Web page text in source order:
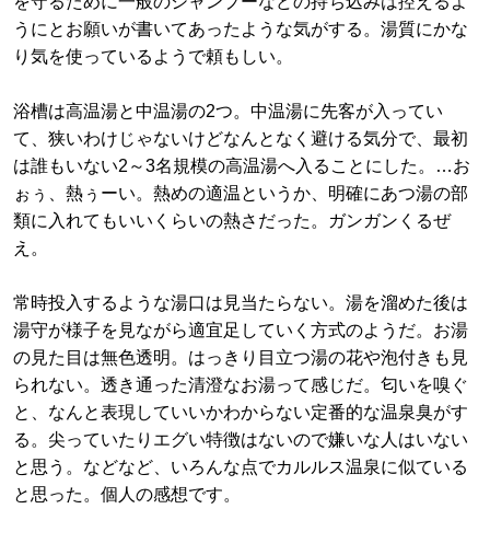
うにとお願いが書いてあったような気がする。湯質にかな
り気を使っているようで頼もしい。
浴槽は高温湯と中温湯の2つ。中温湯に先客が入ってい
て、狭いわけじゃないけどなんとなく避ける気分で、最初
は誰もいない2～3名規模の高温湯へ入ることにした。…お
ぉぅ、熱ぅーい。熱めの適温というか、明確にあつ湯の部
類に入れてもいいくらいの熱さだった。ガンガンくるぜ
え。
常時投入するような湯口は見当たらない。湯を溜めた後は
湯守が様子を見ながら適宜足していく方式のようだ。お湯
の見た目は無色透明。はっきり目立つ湯の花や泡付きも見
られない。透き通った清澄なお湯って感じだ。匂いを嗅ぐ
と、なんと表現していいかわからない定番的な温泉臭がす
る。尖っていたりエグい特徴はないので嫌いな人はいない
と思う。などなど、いろんな点でカルルス温泉に似ている
と思った。個人の感想です。